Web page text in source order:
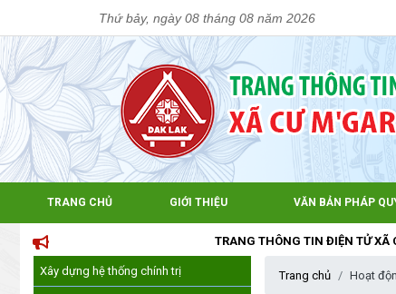
Thứ bảy, ngày 08 tháng 08 năm 2026
TRANG CHỦ GIỚI THIỆU VĂN BẢN PHÁP
TRANG THÔNG TIN ĐIỆN TỬ XÃ
Xây dựng hệ thống chính trị Trang chủ Hoạt